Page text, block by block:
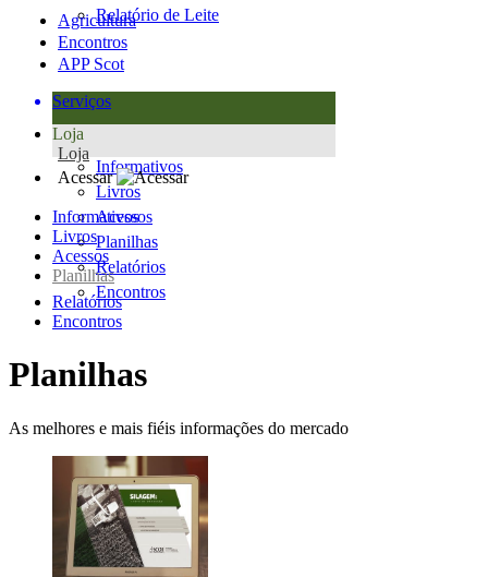
Relatório de Leite
Agricultura
Encontros
APP Scot
Serviços
Loja
Loja
Informativos
Livros
Acessos
Planilhas
Relatórios
Encontros
Acessar
Informativos
Livros
Acessos
Planilhas
Relatórios
Encontros
Planilhas
As melhores e mais fiéis informações do mercado